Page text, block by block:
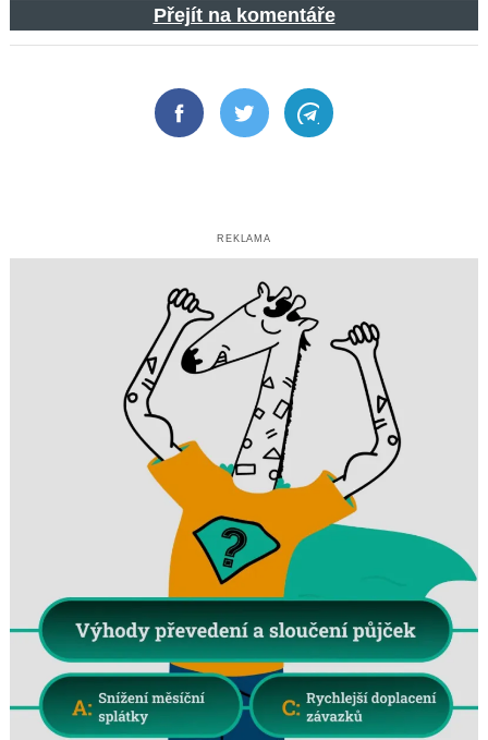
Přejít na komentáře
FacebookTwitter Telegram
REKLAMA